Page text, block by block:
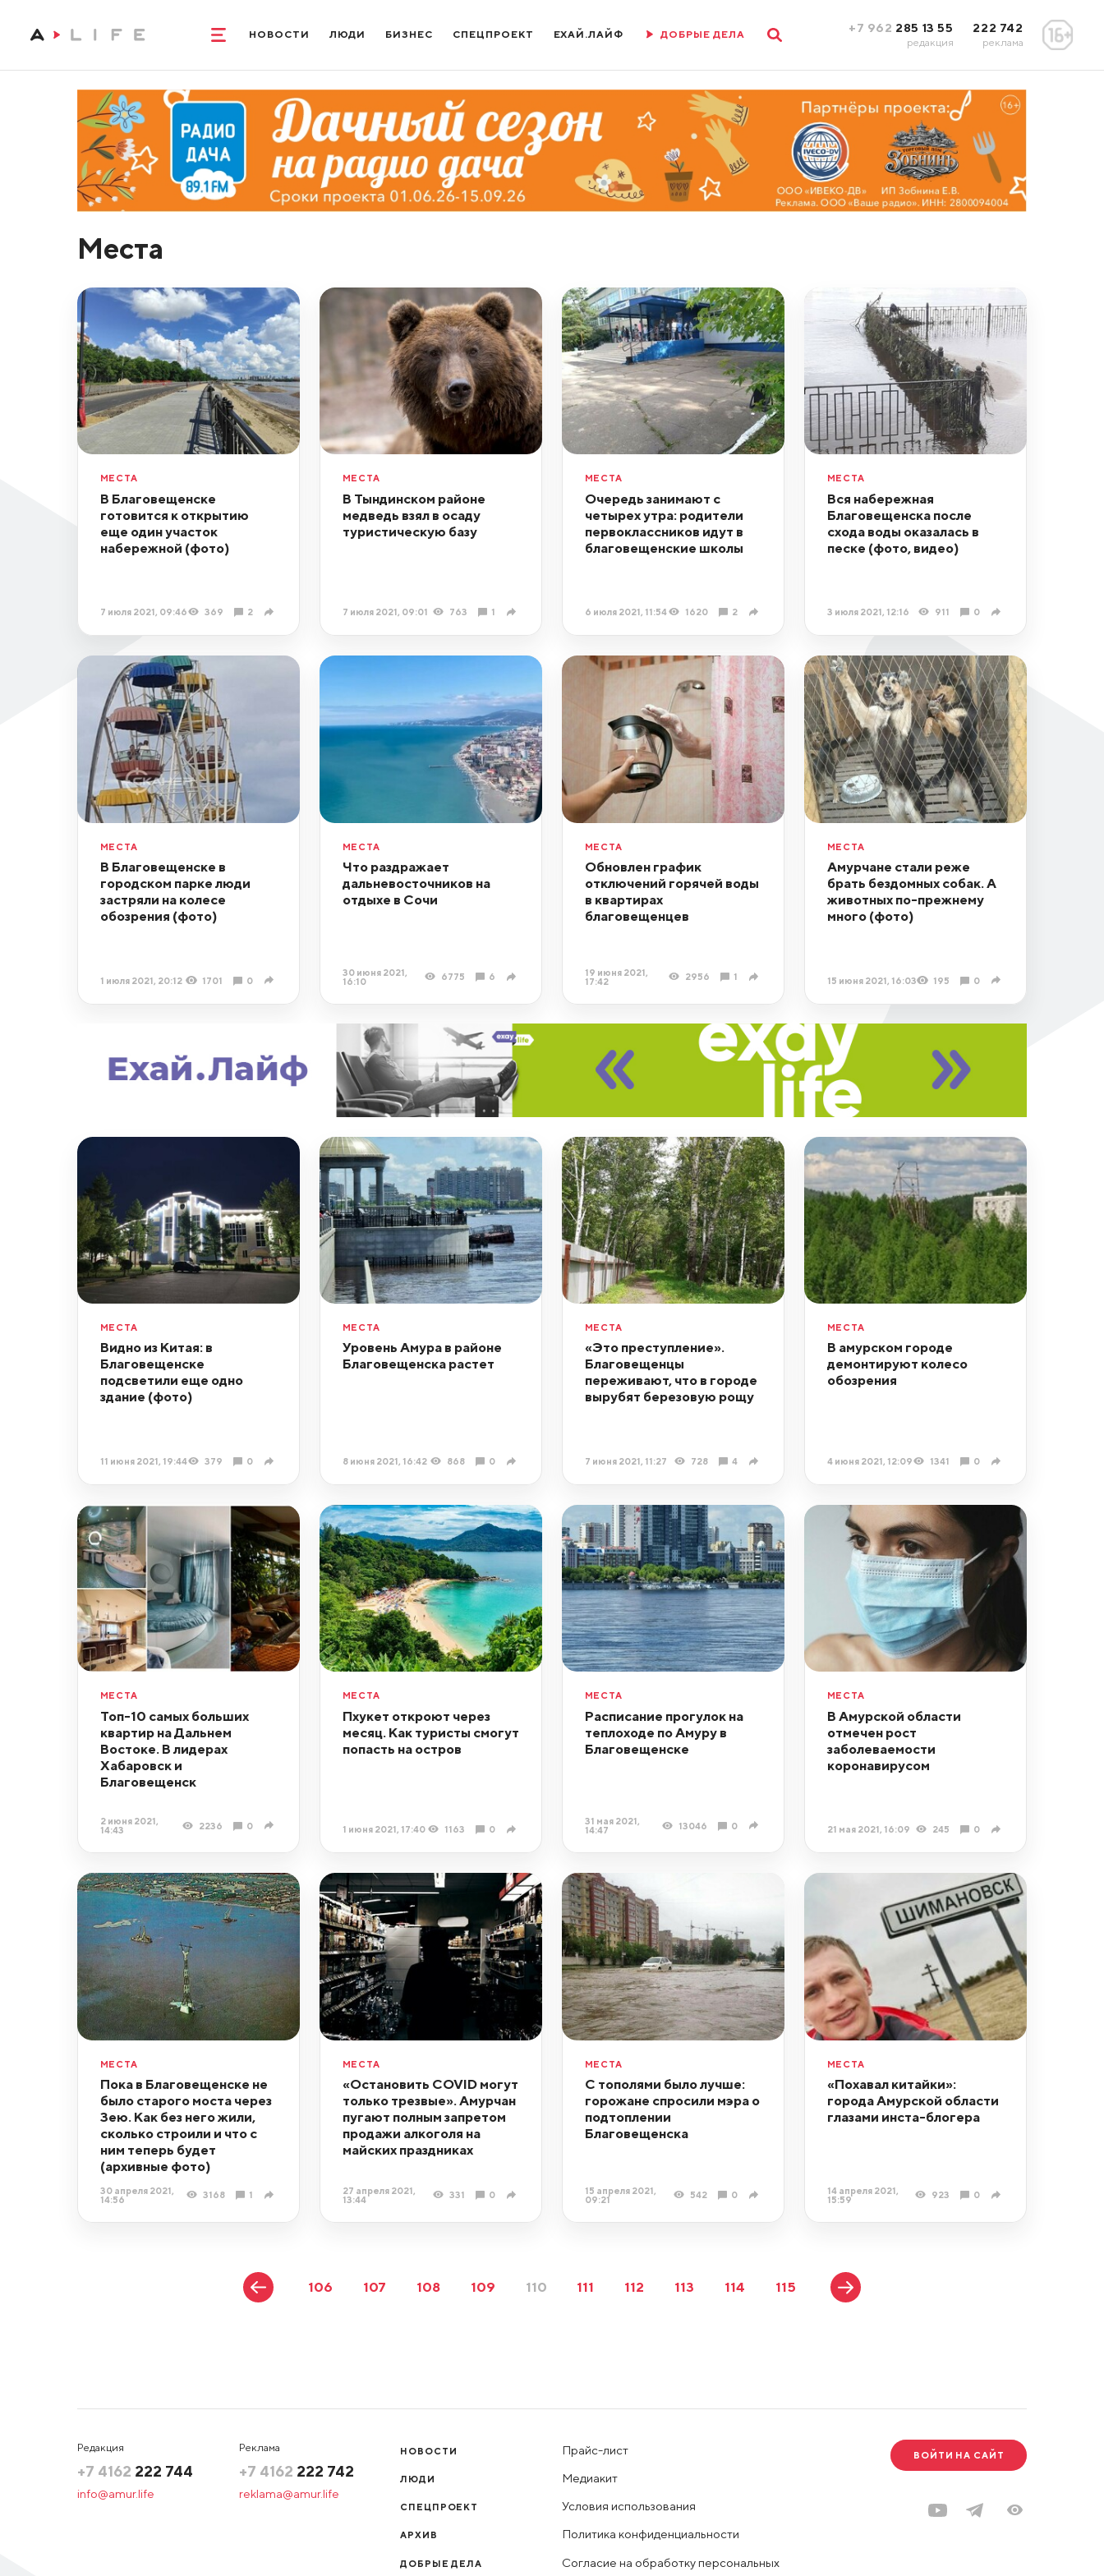
НОВОСТИ ЛЮДИ БИЗНЕС СПЕЦПРОЕКТ ЕХАЙ.ЛАЙФ ДОБРЫЕ ДЕЛА +7 962 285 13 55
редакция
222 742
реклама
Места
МЕСТА
В Благовещенске
готовится к открытию
еще один участок
набережной (фото)
7 июля 2021, 09:46 369 2
МЕСТА
В Тындинском районе
медведь взял в осаду
туристическую базу
7 июля 2021, 09:01 763 1
МЕСТА
Очередь занимают с
четырех утра: родители
первоклассников идут в
благовещенские школы
6 июля 2021, 11:54 1620 2
МЕСТА
Вся набережная
Благовещенска после
схода воды оказалась в
песке (фото, видео)
3 июля 2021, 12:16 911 0
МЕСТА
В Благовещенске в
городском парке люди
застряли на колесе
обозрения (фото)
1 июля 2021, 20:12 1701 0
МЕСТА
Что раздражает
дальневосточников на
отдыхе в Сочи
30 июня 2021,
16:10
6775 6
МЕСТА
Обновлен график
отключений горячей воды
в квартирах
благовещенцев
19 июня 2021,
17:42
2956 1
МЕСТА
Амурчане стали реже
брать бездомных собак. А
животных по-прежнему
много (фото)
15 июня 2021, 16:03 195 0
МЕСТА
Видно из Китая: в
Благовещенске
подсветили еще одно
здание (фото)
11 июня 2021, 19:44 379 0
МЕСТА
Уровень Амура в районе
Благовещенска растет
8 июня 2021, 16:42 868 0
МЕСТА
«Это преступление».
Благовещенцы
переживают, что в городе
вырубят березовую рощу
7 июня 2021, 11:27 728 4
МЕСТА
В амурском городе
демонтируют колесо
обозрения
4 июня 2021, 12:09 1341 0
МЕСТА
Топ-10 самых больших
квартир на Дальнем
Востоке. В лидерах
Хабаровск и
Благовещенск
2 июня 2021,
14:43
2236 0
МЕСТА
Пхукет откроют через
месяц. Как туристы смогут
попасть на остров
1 июня 2021, 17:40 1163 0
МЕСТА
Расписание прогулок на
теплоходе по Амуру в
Благовещенске
31 мая 2021,
14:47
13046 0
МЕСТА
В Амурской области
отмечен рост
заболеваемости
коронавирусом
21 мая 2021, 16:09 245 0
МЕСТА
Пока в Благовещенске не
было старого моста через
Зею. Как без него жили,
сколько строили и что с
ним теперь будет
(архивные фото)
30 апреля 2021,
14:56
3168 1
МЕСТА
«Остановить COVID могут
только трезвые». Амурчан
пугают полным запретом
продажи алкоголя на
майских праздниках
27 апреля 2021,
13:44
331 0
МЕСТА
С тополями было лучше:
горожане спросили мэра о
подтоплении
Благовещенска
15 апреля 2021,
09:21
542 0
МЕСТА
«Похавал китайки»:
города Амурской области
глазами инста-блогера
14 апреля 2021,
15:59
923 0
106 107 108 109 110 111 112 113 114 115
Редакция
+7 4162 222 744
info@amur.life
Реклама
+7 4162 222 742
reklama@amur.life
НОВОСТИ
ЛЮДИ
СПЕЦПРОЕКТ
АРХИВ
ДОБРЫЕ ДЕЛА
Прайс-лист
Медиакит
Условия использования
Политика конфиденциальности
Согласие на обработку персональных
ВОЙТИ НА САЙТ